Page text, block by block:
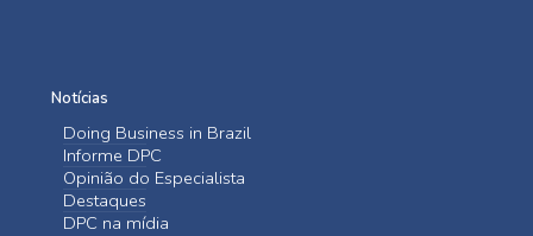
Notícias
Doing Business in Brazil
Informe DPC
Opinião do Especialista
Destaques
DPC na mídia